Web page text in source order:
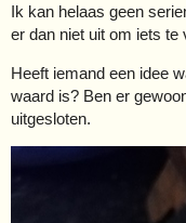
Ik kan helaas geen
er dan niet uit om iets te
Heeft iemand een idee
waard is? Ben er
uitgesloten.